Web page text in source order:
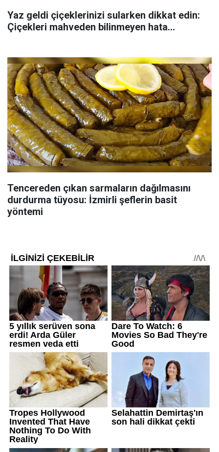
Yaz geldi çiçeklerinizi sularken dikkat edin:
Çiçekleri mahveden bilinmeyen hata...
Tencereden çıkan sarmaların dağılmasını
durdurma tüyosu: İzmirli şeflerin basit
yöntemi